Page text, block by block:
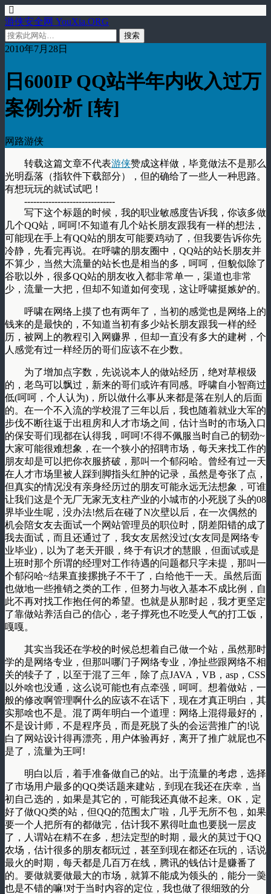
游侠安全网 YouXia.ORG
2010年7月28日
日600IP QQ站半年内收入过万
案例分析 [转]
网路游侠
转载这篇文章不代表游侠赞成这样做，毕竟做法不是那么
光明磊落（指软件下载部分），但的确给了一些人一种思路。
有想玩玩的就试试吧！
------------------------------
写下这个标题的时候，我的职业敏感度告诉我，你该多做
几个QQ站，呵呵!不知道有几个站长朋友跟我有一样的想法，
可能现在手上有QQ站的朋友可能要鸡动了，但我要告诉你先
冷静，先看完再说。在呼啸的朋友圈中，QQ站的站长朋友并
不算少，当然大流量的站长也是相当的多，呵呵，但貌似除了
谷歌以外，很多QQ站的朋友收入都非常单一，渠道也非常
少，流量一大把，但却不知道如何变现，这让呼啸挺嫉妒的。
呼啸在网络上摸了也有两年了，当初的感觉也是网络上的
钱来的是最快的，不知道当初有多少站长朋友跟我一样的经
历，被网上的教程引入网赚界，但却一直没有多大的建树，个
人感觉有过一样经历的哥们应该不在少数。
为了增加点字数，先说说本人的做站经历，绝对草根级
的，老鸟可以飘过，新来的哥们或许有同感。呼啸自小智商过
低(呵呵，个人认为)，所以做什么事从来都是落在别人的后面
的。在一个不入流的学校混了三年以后，我也随着就业大军的
步伐不断往返于出租房和人才市场之间，估计当时的市场入口
的保安哥们现都在认得我，呵呵!不得不佩服当时自己的韧劲~
大家可能很难想象，在一个狭小的招聘市场，每天来找工作的
朋友却是可以把你衣服挤破，那叫一个郁闷哈。曾经有过一天
在人才市场里被人踩到脚指头红肿的记录，虽然是夸张了点，
但真实的情况没有亲身经历过的朋友可能永远无法想象，可谁
让我们这是个无厂无家无支柱产业的小城市的小死脱了头的08
界毕业生呢，没办法!然后在碰了N次壁以后，在一次偶然的
机会陪女友去面试一个网站管理员的职位时，阴差阳错的成了
我去面试，而且还通过了，我女友居然没过(女友同是网络专
业毕业)，以为了老天开眼，终于有识才的慧眼，但面试或是
上班时那个所谓的经理对工作待遇的问题都只字未提，那叫一
个郁闷哈~结果直接摞挑子不干了，白给他干一天。虽然后面
也做地一些推销之类的工作，但努力与收入基本不成比例，自
此不再对找工作抱任何的希望。也就是从那时起，我才更坚定
了靠做站养活自己的信心，老子撑死也不吃受人气的打工饭，
嘎嘎。
其实当我还在学校的时候总想着自己做一个站，虽然那时
学的是网络专业，但那叫哪门子网络专业，净扯些跟网络不相
关的犊子了，以至于混了三年，除了点JAVA，VB，asp，CSS
以外啥也没通，这么说可能也有点牵强，呵呵。想着做站，一
般的修改啊管理啊什么的应该不在话下，现在才真正明白，其
实那啥也不是。混了两年明白一个道理：网络上混得最好的，
不是设计师，不是程序员，而是死脱了头的会运营推广的!说
白了网站设计得再漂亮，用户体验再好，离开了推广就屁也不
是了，流量为王呵!
明白以后，着手准备做自己的站。出于流量的考虑，选择
了市场用户最多的QQ类话题来建站，到现在我还在庆幸，当
初自己选的，如果是其它的，可能我还真做不起来。OK，定
好了做QQ类的站，但QQ的范围太广啦，几乎无所不包，如果
要一个人把所有的都做完，估计我不累得吐血也要脱一层皮
了，人谓站在精不在多，想法定型的时期，最火的莫过于QQ
农场，估计很多的朋友都玩过，甚至到现在都还在玩的，话说
最火的时期，每天都是几百万在线，腾讯的钱估计是赚番了
的。要做就要做最大的市场，就算不能成为领头的，能分一羮
也是不错的嘛!对于当时内容的定位，我也做了很细致的分